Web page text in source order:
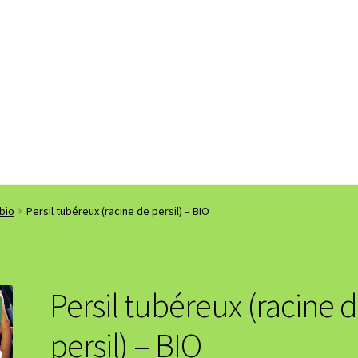
Persil tubéreux (racine de persil) – BIO
Persil tubéreux (racine
persil) – BIO